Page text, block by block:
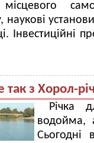
наукові
Інвестиційні
з Хорол-
Річка
водойма,
Сьогодні